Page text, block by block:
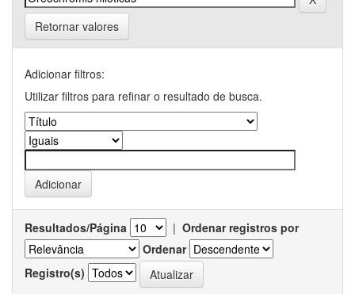
Retornar valores
Adicionar filtros:
Utilizar filtros para refinar o resultado de busca.
Resultados/Página | Ordenar registros por
Ordenar
Registro(s)